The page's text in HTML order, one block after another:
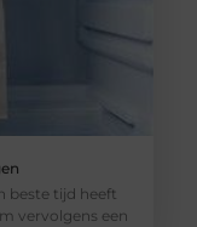
beste tijd heeft
vervolgens een